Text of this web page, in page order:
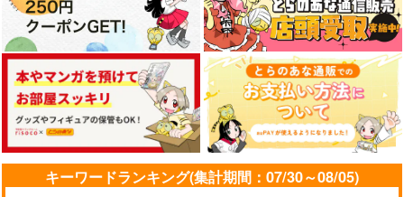
Ptivate~風邪っぴきカ
レシ編~
流々舟
519円（税込）
クー・フーリン×エミヤ
サンプル
作品詳細
通勤電車で運命に出会
ったのだが？
ピカドール
315円 （税込）
クー・フーリン×エミヤ
サンプル
作品詳細
怖くて可愛い
602
755円（税込）
乾青宗×花垣武道
サンプル
作品詳細
作品詳細 作品詳細 作品詳細
キーワードランキング(集計期間：07/30～08/05)